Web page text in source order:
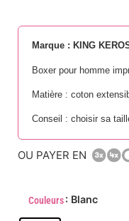
Marque : KING
Boxer pour homme
Matière : coton
Conseil : choisir sa
OU PAYER EN
Couleurs: Blanc